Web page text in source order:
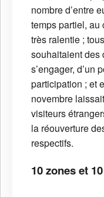
nombre d’entre
temps partiel, au
très ralentie ;
souhaitaient des
s’engager, d’un
participation ; et
novembre
visiteurs
la réouverture
respectifs.
10 zones et